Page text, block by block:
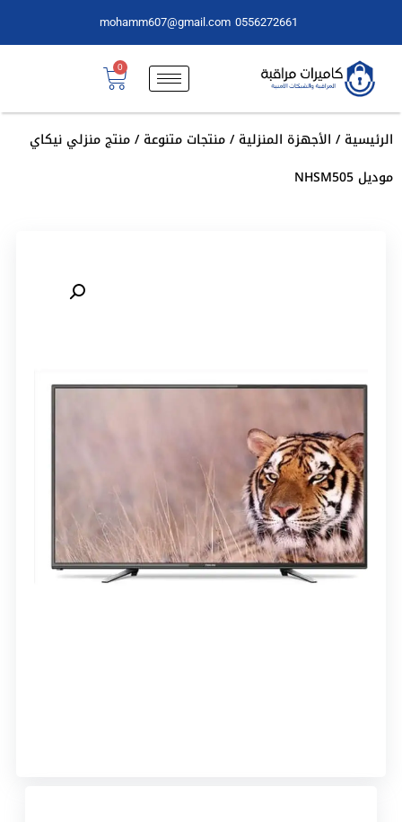
0556272661
mohamm607@gmail.com
0
الرئيسية/ الأجهزة المنزلية/منتجات متنوعة/ منتج منزلي نيكاي
موديل NHSM505